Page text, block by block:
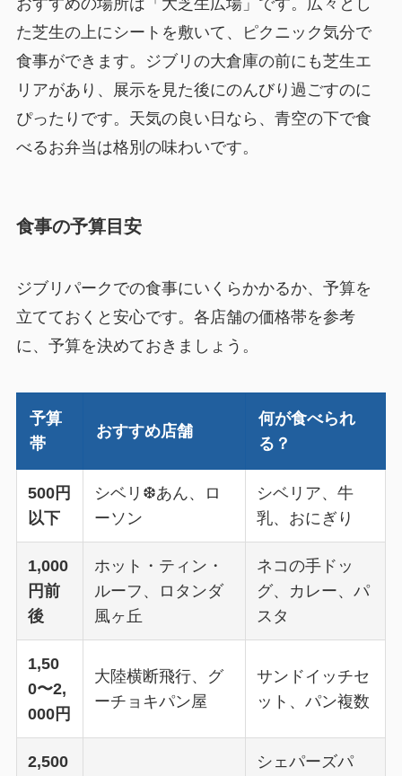
た芝生の上にシートを敷いて、ピクニック気分で
食事ができます。ジブリの大倉庫の前にも芝生エ
リアがあり、展示を見た後にのんびり過ごすのに
ぴったりです。天気の良い日なら、青空の下で食
べるお弁当は格別の味わいです。
食事の予算目安
ジブリパークでの食事にいくらかかるか、予算を
立てておくと安心です。各店舗の価格帯を参考
に、予算を決めておきましょう。
予算
帯
おすすめ店舗
何が食べられ
る？
500円
以下
シベリ❆あん、ロ
ーソン
シベリア、牛
乳、おにぎり
1,000
円前
後
ホット・ティン・
ルーフ、ロタンダ
風ヶ丘
ネコの手ドッ
グ、カレー、パ
スタ
1,50
0〜2,
000円
大陸横断飛行、グ
ーチョキパン屋
サンドイッチセ
ット、パン複数
2,500
シェパーズパ